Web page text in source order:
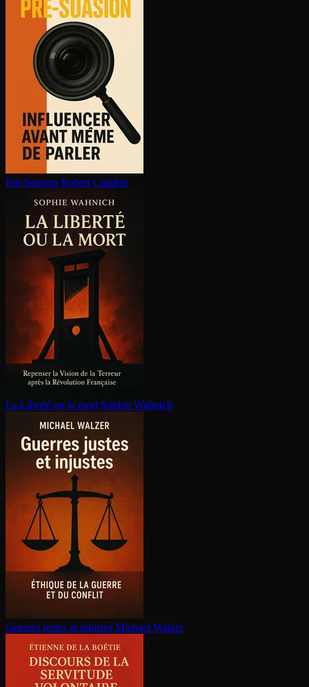
Pré-Suasion Robert Cialdini
La Liberté ou la mort Sophie Wahnich
Guerres justes et injustes Michael Walzer